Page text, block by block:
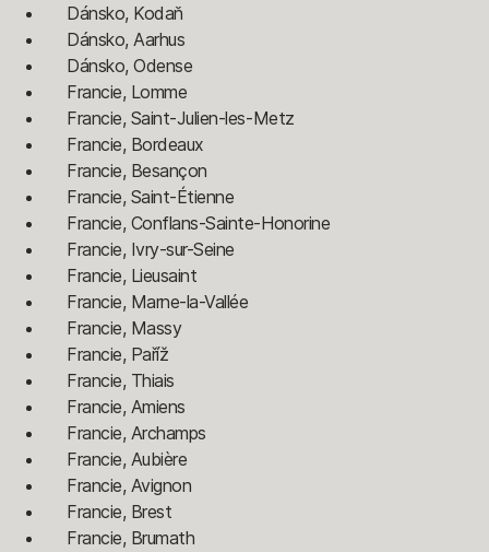
Dánsko, Kodaň
Dánsko, Aarhus
Dánsko, Odense
Francie, Lomme
Francie, Saint-Julien-les-Metz
Francie, Bordeaux
Francie, Besançon
Francie, Saint-Étienne
Francie, Conflans-Sainte-Honorine
Francie, Ivry-sur-Seine
Francie, Lieusaint
Francie, Marne-la-Vallée
Francie, Massy
Francie, Paříž
Francie, Thiais
Francie, Amiens
Francie, Archamps
Francie, Aubière
Francie, Avignon
Francie, Brest
Francie, Brumath